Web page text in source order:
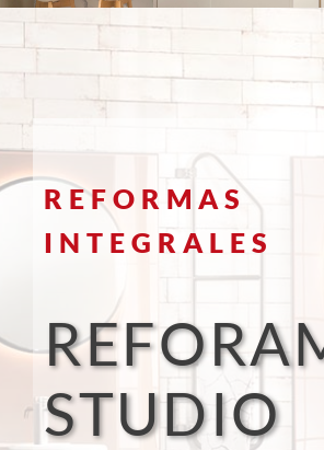
REFORMAS
INTEGRALES
STUDIO